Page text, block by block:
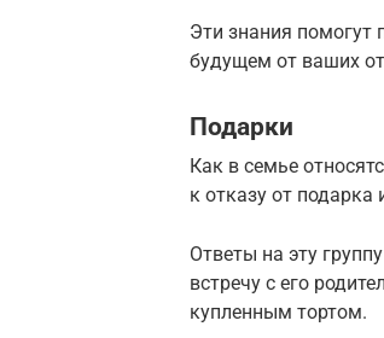
Эти знания помогут
будущем от ваших
Подарки
Как в семье
к отказу от подарка
Ответы на эту
встречу с его
купленным тортом.